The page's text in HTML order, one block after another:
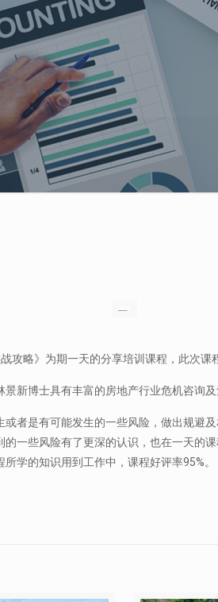
略》为期一天的分享培训课程，此次课
新博士具有丰富的房地产行业危机咨询
者是有可能发生的一些风险，做出规避
一些风险有了更深的认识，也在一天的
学的知识用到工作中，课程好评率95%。